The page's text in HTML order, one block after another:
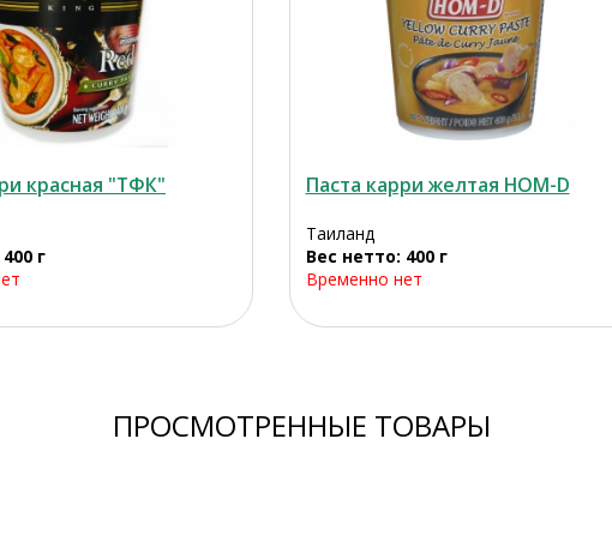
красная "ТФК"
г
Паста карри желтая HOM-D
Таиланд
Вес нетто: 400 г
Временно нет
ПРОСМОТРЕННЫЕ ТОВАРЫ